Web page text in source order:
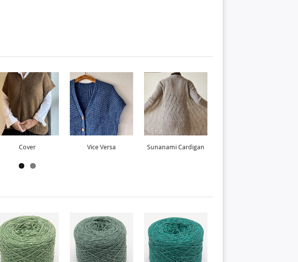
Cover Vice Versa Sunanami Cardigan